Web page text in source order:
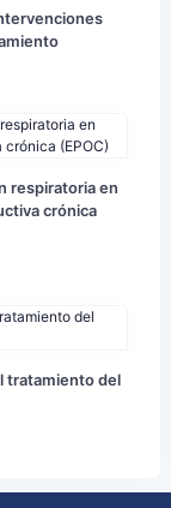
respiratoria en
crónica
tratamiento del